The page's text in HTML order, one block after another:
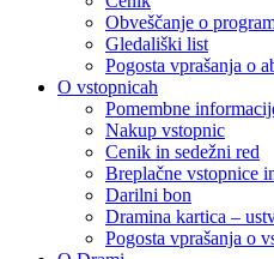
Obveščanje o
Gledališki list
Pogosta vprašanja o
O vstopnicah
Pomembne
Nakup vstopnic
Cenik in sedežni red
Breplačne vstopnice
Darilni bon
Dramina kartica –
Pogosta vprašanja o